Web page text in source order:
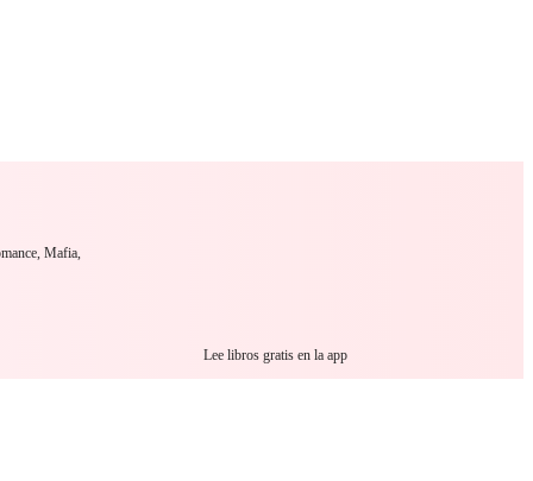
Romance
Mafia,
Lee libros gratis en la app